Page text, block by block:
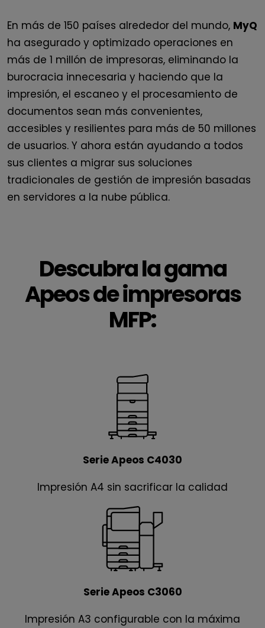
En más de 150 países alrededor del mundo, MyQ
ha asegurado y optimizado operaciones en
más de 1 millón de impresoras, eliminando la
burocracia innecesaria y haciendo que la
impresión, el escaneo y el procesamiento de
documentos sean más convenientes,
accesibles y resilientes para más de 50 millones
de usuarios. Y ahora están ayudando a todos
sus clientes a migrar sus soluciones
tradicionales de gestión de impresión basadas
en servidores a la nube pública.
Descubra la gama
Apeos de impresoras
MFP:
Serie Apeos C4030
Impresión A4 sin sacrificar la calidad
Serie Apeos C3060
Impresión A3 configurable con la máxima